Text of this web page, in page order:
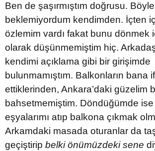
Ben de şaşırmıştım doğrusu.
beklemiyordum kendimden. İçten
özlemim vardı fakat bunu dönmek
olarak düşünmemiştim hiç.
kendimi açıklama gibi bir girişimde
bulunmamıştım. Balkonların bana
ettiklerinden, Ankara’daki güzelim
bahsetmemiştim. Döndüğümde ise
eşyalarımı atıp balkona çıkmak
Arkamdaki masada oturanlar da
geçiştirip belki önümüzdeki sene